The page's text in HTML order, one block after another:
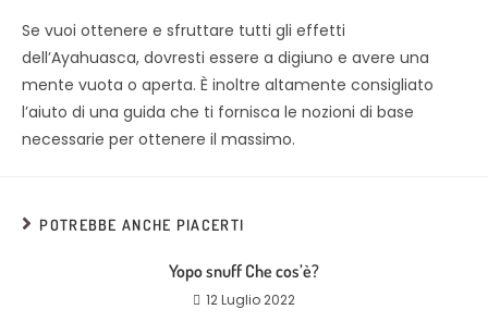
Se vuoi ottenere e sfruttare tutti gli effetti
dell’Ayahuasca, dovresti essere a digiuno e avere una
mente vuota o aperta. È inoltre altamente consigliato
l’aiuto di una guida che ti fornisca le nozioni di base
necessarie per ottenere il massimo.
POTREBBE ANCHE PIACERTI
Yopo snuff Che cos’è?
12 Luglio 2022